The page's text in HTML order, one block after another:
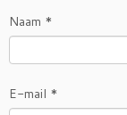
Naam *
E-mail *